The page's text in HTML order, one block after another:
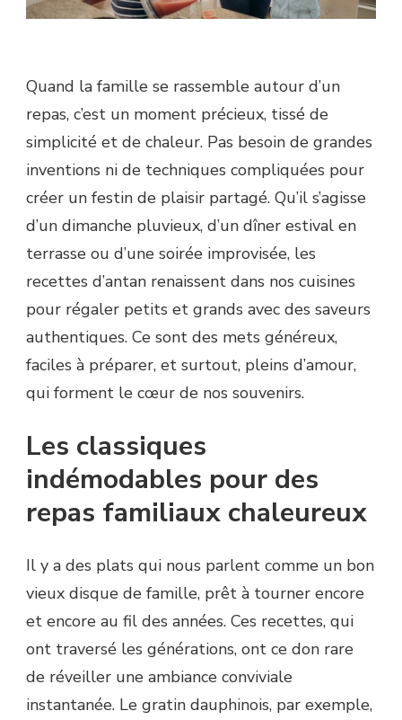
Quand la famille se rassemble autour d’un
repas, c’est un moment précieux, tissé de
simplicité et de chaleur. Pas besoin de grandes
inventions ni de techniques compliquées pour
créer un festin de plaisir partagé. Qu’il s’agisse
d’un dimanche pluvieux, d’un dîner estival en
terrasse ou d’une soirée improvisée, les
recettes d’antan renaissent dans nos cuisines
pour régaler petits et grands avec des saveurs
authentiques. Ce sont des mets généreux,
faciles à préparer, et surtout, pleins d’amour,
qui forment le cœur de nos souvenirs.
Les classiques
indémodables pour des
repas familiaux chaleureux
Il y a des plats qui nous parlent comme un bon
vieux disque de famille, prêt à tourner encore
et encore au fil des années. Ces recettes, qui
ont traversé les générations, ont ce don rare
de réveiller une ambiance conviviale
instantanée. Le gratin dauphinois, par exemple,